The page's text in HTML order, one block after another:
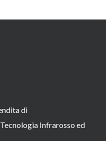
di
Infrarosso ed